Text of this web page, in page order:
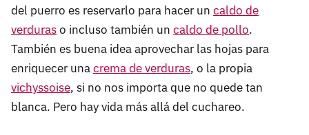
del puerro es reservarlo para hacer un caldo de
verduraso incluso también un caldo de pollo.
También es buena idea aprovechar las hojas para
enriquecer unacrema de verduras, o la propia
vichyssoise, si no nos importa que no quede tan
blanca. Pero hay vida más allá del cuchareo.